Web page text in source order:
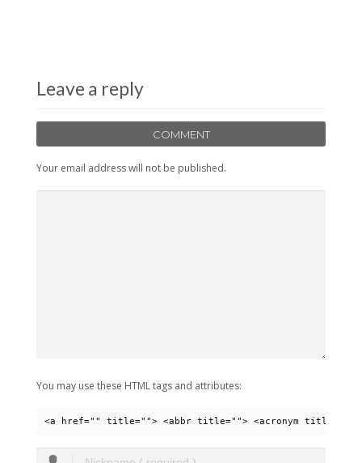
Leave a reply
COMMENT
Your email address will not be published.
You may use these HTML tags and attributes:
<a href="" title=""> <abbr title=""> <acronym title="">